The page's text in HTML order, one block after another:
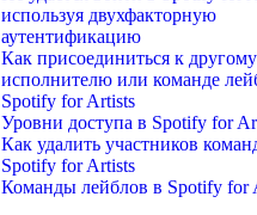
используя двухфакторную
аутентификацию
Как присоединиться к другому
исполнителю или команде
Spotify for Artists
Уровни доступа в Spotify for
Как удалить участников
Spotify for Artists
Команды лейблов в Spotify for